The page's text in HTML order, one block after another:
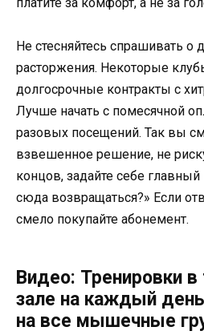
Не стесняйтесь спрашивать о
расторжения. Некоторые
долгосрочные контракты с
Лучше начать с помесячной
разовых посещений. Так вы
взвешенное решение, не
концов, задайте себе главный
сюда возвращаться?» Если
смело покупайте абонемент.
Видео: Тренировки
зале на каждый
на все мышечные